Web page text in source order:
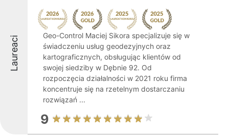
Laureaci
Geo-Control Maciej Sikora specjalizuje się w
świadczeniu usług geodezyjnych oraz
kartograficznych, obsługując klientów od
swojej siedziby w Dębnie 92. Od
rozpoczęcia działalności w 2021 roku firma
koncentruje się na rzetelnym dostarczaniu
rozwiązań ...
9